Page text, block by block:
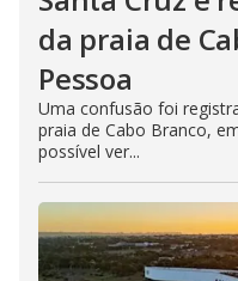
da praia de
Pessoa
Uma confusão foi
praia de Cabo Branco,
possível ver...